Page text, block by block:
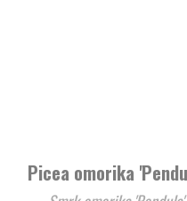
Picea omorika